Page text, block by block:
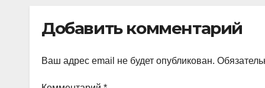
Добавить комментарий
Ваш адрес email не будет опубликован.